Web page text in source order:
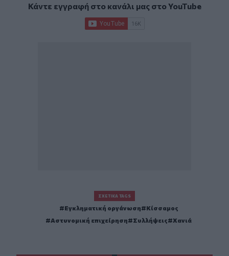
Κάντε εγγραφή στο κανάλι μας στοYouTube
ΣΧΕΤΙΚΆ TAGS
Εγκληματική οργάνωση
Κίσσαμος
Αστυνομική επιχείρηση
Συλλήψεις Χανιά